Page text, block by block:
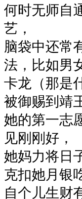
何时无师自
艺，
脑袋中还常
法，比如男
卡龙（那是
被御赐到靖
她的第一志
见刚刚好，
她妈力将日
克扣她月银
自个儿生财